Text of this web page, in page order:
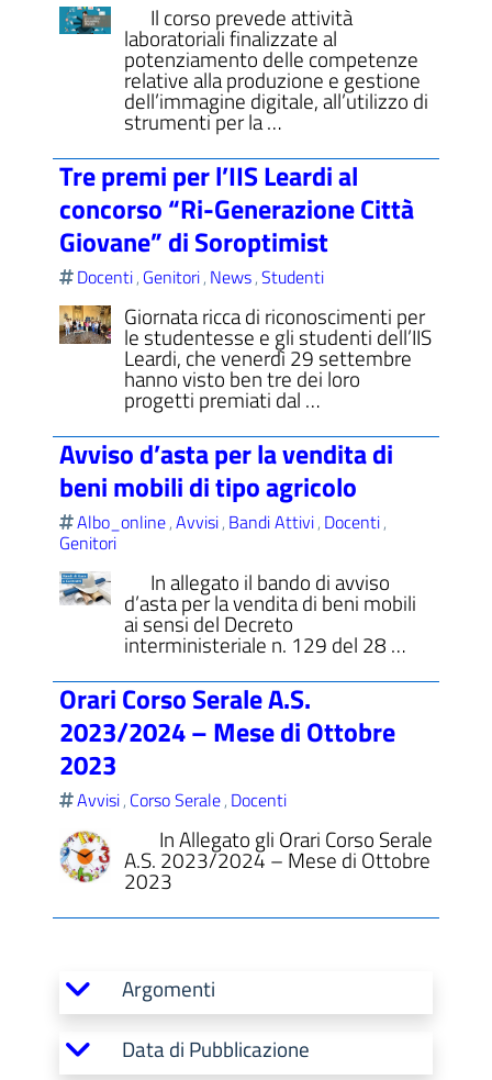
Il corso prevede attività
laboratoriali finalizzate al
potenziamento delle competenze
relative alla produzione e gestione
dell’immagine digitale, all’utilizzo di
strumenti per la …
Tre premi per l’IIS Leardi al
concorso “Ri-Generazione Città
Giovane” di Soroptimist
Docenti, Genitori, News,Studenti
Giornata ricca di riconoscimenti per
le studentesse e gli studenti dell’IIS
Leardi, che venerdì 29 settembre
hanno visto ben tre dei loro
progetti premiati dal …
Avviso d’asta per la vendita di
beni mobili di tipo agricolo
Albo_online,Avvisi, Bandi Attivi, Docenti,
Genitori
In allegato il bando di avviso
d’asta per la vendita di beni mobili
ai sensi del Decreto
interministeriale n. 129 del 28 …
Orari Corso Serale A.S.
2023/2024 – Mese di Ottobre
2023
Avvisi, Corso Serale, Docenti
In Allegato gli Orari Corso Serale
A.S. 2023/2024 – Mese di Ottobre
2023
Argomenti
Data di Pubblicazione